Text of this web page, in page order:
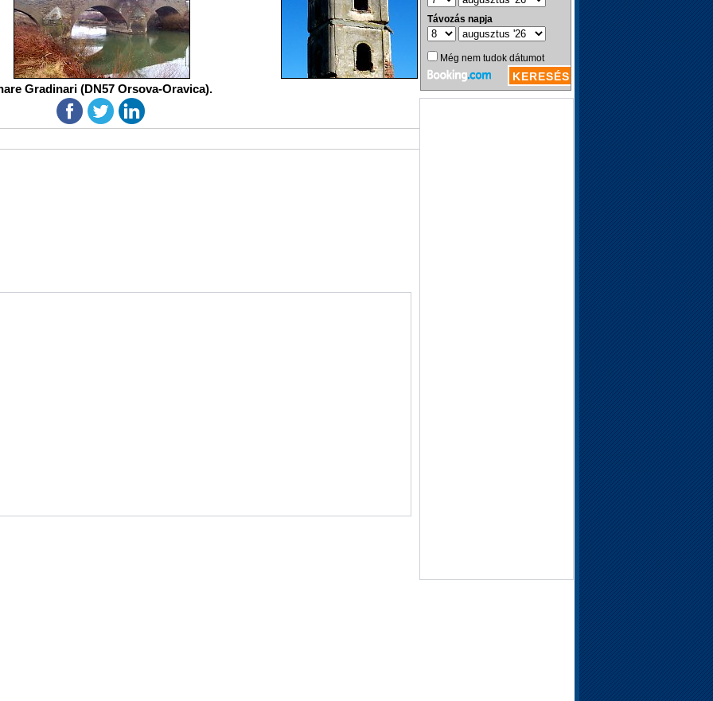
Gradinari (DN57 Orsova-Oravica).